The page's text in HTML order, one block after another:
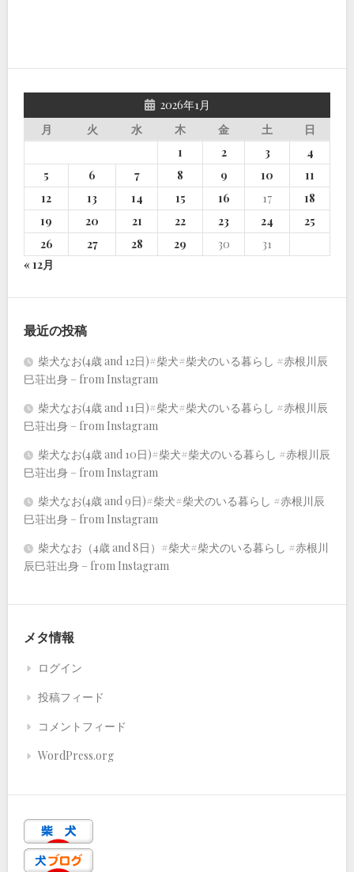
2026年1月
月
火 水 木 金 土
日
1
2 3
4
5
6 7 8 9 10
11
12
13 14 15 16 17
18
19
20 21 22 23 24
25
26
27 28 29 30
31
« 12月
最近の投稿
柴犬なお(4歳 and 12日)#柴犬#柴犬のいる暮らし #赤根川辰
巳荘出身 – from Instagram
柴犬なお(4歳 and 11日)#柴犬#柴犬のいる暮らし #赤根川辰
巳荘出身 – from Instagram
柴犬なお(4歳 and 10日)#柴犬#柴犬のいる暮らし #赤根川辰
巳荘出身 – from Instagram
柴犬なお(4歳 and 9日)#柴犬#柴犬のいる暮らし #赤根川辰
巳荘出身 – from Instagram
柴犬なお（4歳 and 8日）#柴犬#柴犬のいる暮らし #赤根川
辰巳荘出身 – from Instagram
メタ情報
ログイン
投稿フィード
コメントフィード
WordPress.org